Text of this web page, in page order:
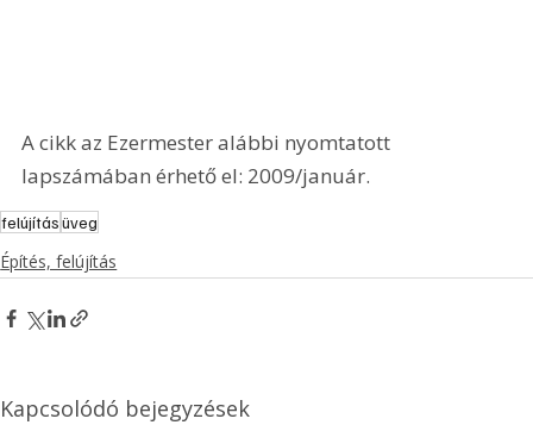
A cikk az Ezermester alábbi nyomtatott
lapszámában érhető el: 2009/január.
felújításüveg
Építés, felújítás
Kapcsolódó bejegyzések